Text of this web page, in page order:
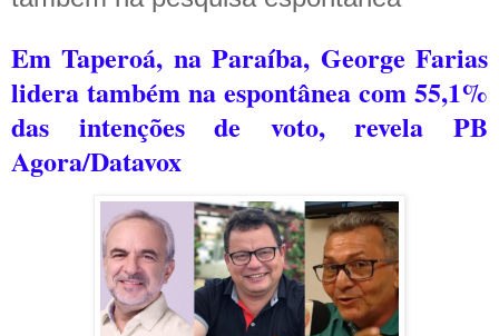
Em Taperoá, na Paraíba, George Farias
lidera também na espontânea com 55,1%
das intenções de voto, revela PB
Agora/Datavox